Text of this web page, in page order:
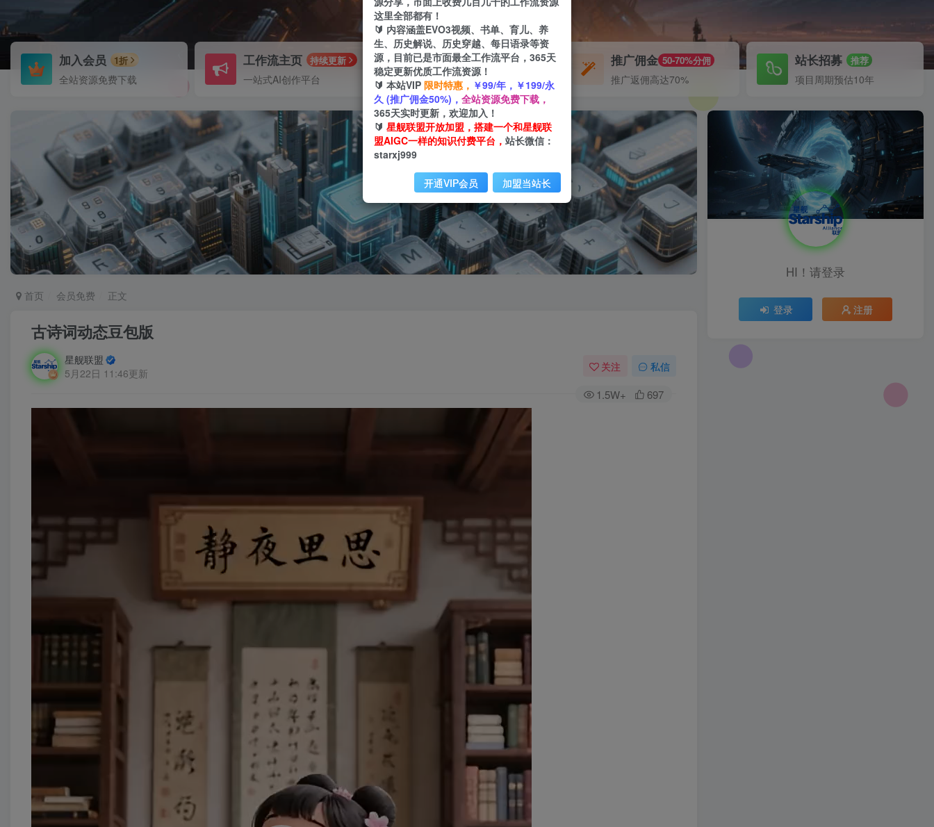
加入会员 1折
全站资源免费下载
工作流主页 持续更新
一站式AI创作平台
每周免费工作流 体验
不定期更新
推广佣金 50-70%分佣
推广返佣高达70%
站长招募 推荐
项目周期预估10年
首页 会员免费 正文
古诗词动态豆包版
星舰联盟
5月22日 11:46更新
关注 私信
1.5W+ 697
HI！请登录
登录 注册
这里全部都有！
🔰 内容涵盖EVO3视频、书单、育儿、养
生、历史解说、历史穿越、每日语录等资
源，目前已是市面最全工作流平台，365天
稳定更新优质工作流资源！
🔰 本站VIP 限时特惠， ￥99/年，￥199/永
久 (推广佣金50%)， 全站资源免费下载，
365天实时更新，欢迎加入！
🔰 星舰联盟开放加盟，搭建一个和星舰联
盟AIGC一样的知识付费平台， 站长微信：
starxj999
开通VIP会员 加盟当站长